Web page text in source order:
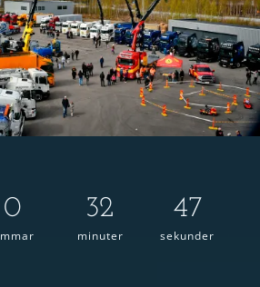
0 32
minuter
45
sekunder